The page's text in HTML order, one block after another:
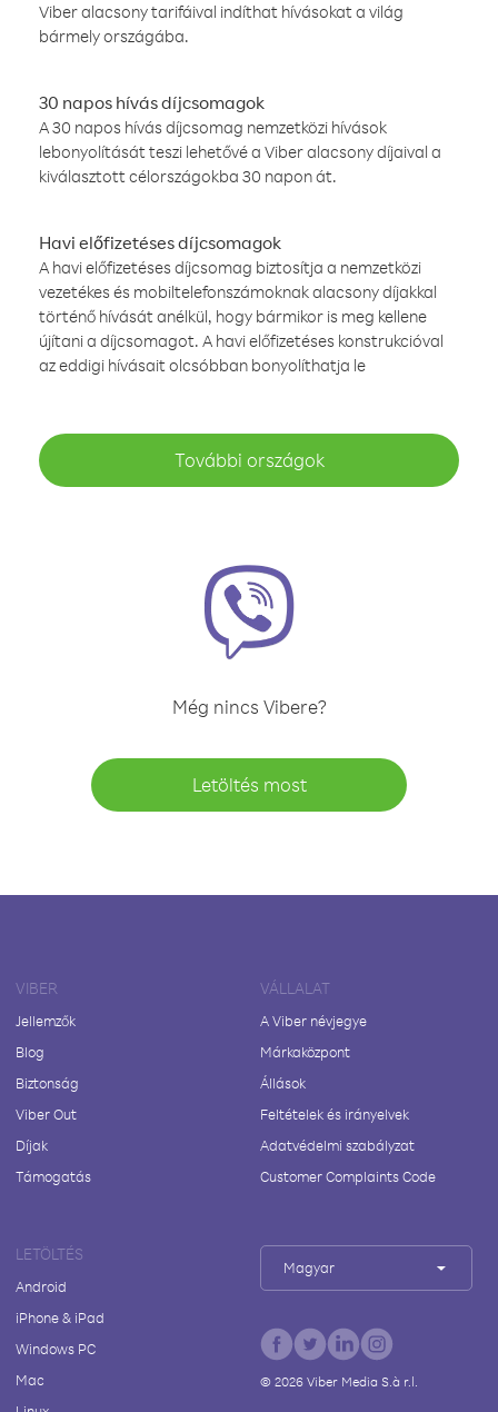
Viber alacsony tarifáival indíthat hívásokat a világ
bármely országába.
30 napos hívás díjcsomagok
A 30 napos hívás díjcsomag nemzetközi hívások
lebonyolítását teszi lehetővé a Viber alacsony díjaival a
kiválasztott célországokba 30 napon át.
Havi előfizetéses díjcsomagok
A havi előfizetéses díjcsomag biztosítja a nemzetközi
vezetékes és mobiltelefonszámoknak alacsony díjakkal
történő hívását anélkül, hogy bármikor is meg kellene
újítani a díjcsomagot. A havi előfizetéses konstrukcióval
az eddigi hívásait olcsóbban bonyolíthatja le
További országok
Még nincs Vibere?
Letöltés most
VIBER
Jellemzők
Blog
Biztonság
Viber Out
Díjak
Támogatás
VÁLLALAT
A Viber névjegye
Márkaközpont
Állások
Feltételek és irányelvek
Adatvédelmi szabályzat
Customer Complaints Code
LETÖLTÉS
Android
iPhone & iPad
Windows PC
Mac
Magyar
© 2026Viber Media S.à r.l.